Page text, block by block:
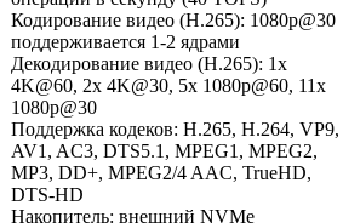
Кодирование видео (H.265): 1080p@30
поддерживается 1-2 ядрами
Декодирование видео (H.265): 1x
4K@60, 2x 4K@30, 5x 1080p@60, 11x
1080p@30
Поддержка кодеков: H.265, H.264, VP9,
AV1, AC3, DTS5.1, MPEG1, MPEG2,
MP3, DD+, MPEG2/4 AAC, TrueHD,
DTS-HD
Накопитель: внешний NVMe